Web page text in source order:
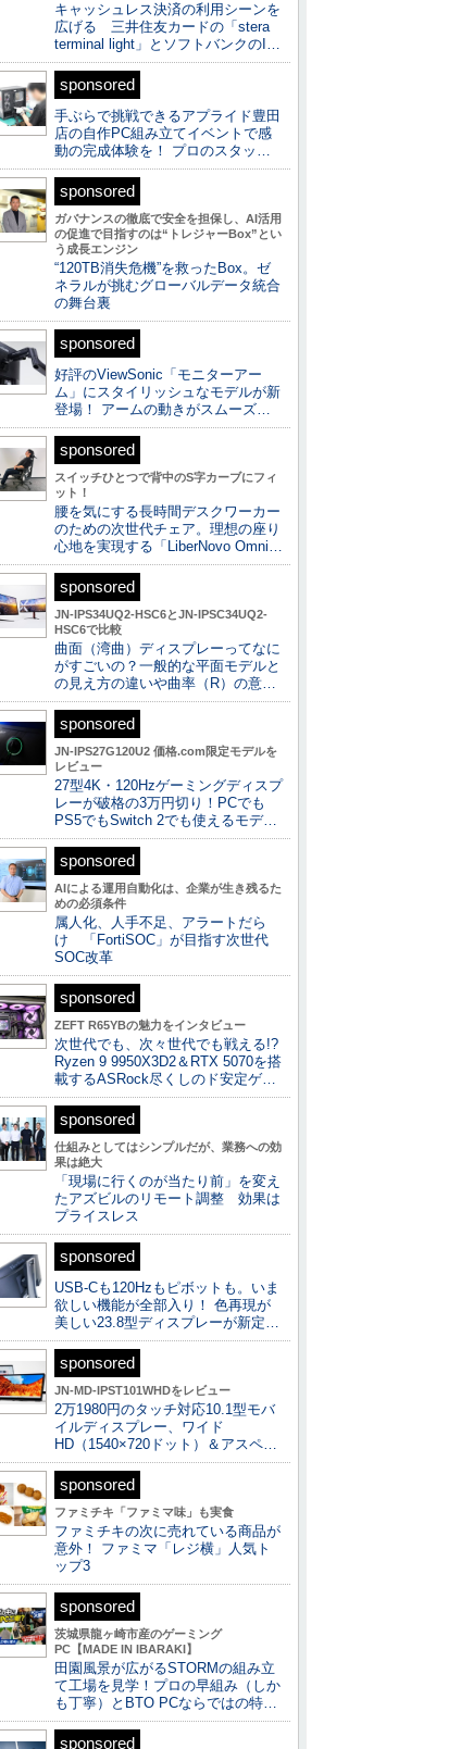
キャッシュレス決済の利用シーンを
広げる 三井住友カードの「stera
terminal light」とソフトバンクのI…
sponsored
手ぶらで挑戦できるアプライド豊田
店の自作PC組み立てイベントで感
動の完成体験を！ プロのスタッ…
sponsored
ガバナンスの徹底で安全を担保し、AI活用
の促進で目指すのは“トレジャーBox”とい
う成長エンジン
“120TB消失危機”を救ったBox。ゼ
ネラルが挑むグローバルデータ統合
の舞台裏
sponsored
好評のViewSonic「モニターアー
ム」にスタイリッシュなモデルが新
登場！ アームの動きがスムーズ…
sponsored
スイッチひとつで背中のS字カーブにフィ
ット！
腰を気にする長時間デスクワーカー
のための次世代チェア。理想の座り
心地を実現する「LiberNovo Omni…
sponsored
JN-IPS34UQ2-HSC6とJN-IPSC34UQ2-
HSC6で比較
曲面（湾曲）ディスプレーってなに
がすごいの？一般的な平面モデルと
の見え方の違いや曲率（R）の意…
sponsored
JN-IPS27G120U2 価格.com限定モデルを
レビュー
27型4K・120Hzゲーミングディスプ
レーが破格の3万円切り！PCでも
PS5でもSwitch 2でも使えるモデ…
sponsored
AIによる運用自動化は、企業が生き残るた
めの必須条件
属人化、人手不足、アラートだら
け 「FortiSOC」が目指す次世代
SOC改革
sponsored
ZEFT R65YBの魅力をインタビュー
次世代でも、次々世代でも戦える!?
Ryzen 9 9950X3D2＆RTX 5070を搭
載するASRock尽くしのド安定ゲ…
sponsored
仕組みとしてはシンプルだが、業務への効
果は絶大
「現場に行くのが当たり前」を変え
たアズビルのリモート調整 効果は
プライスレス
sponsored
USB-Cも120Hzもピボットも。いま
欲しい機能が全部入り！ 色再現が
美しい23.8型ディスプレーが新定…
sponsored
JN-MD-IPST101WHDをレビュー
2万1980円のタッチ対応10.1型モバ
イルディスプレー、ワイド
HD（1540×720ドット）＆アスペ…
sponsored
ファミチキ「ファミマ味」も実食
ファミチキの次に売れている商品が
意外！ ファミマ「レジ横」人気ト
ップ3
sponsored
茨城県龍ヶ崎市産のゲーミング
PC【MADE IN IBARAKI】
田園風景が広がるSTORMの組み立
て工場を見学！プロの早組み（しか
も丁寧）とBTO PCならではの特…
sponsored